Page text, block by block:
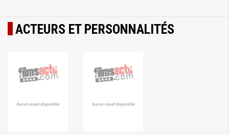
ACTEURS ET PERSONNALITÉS